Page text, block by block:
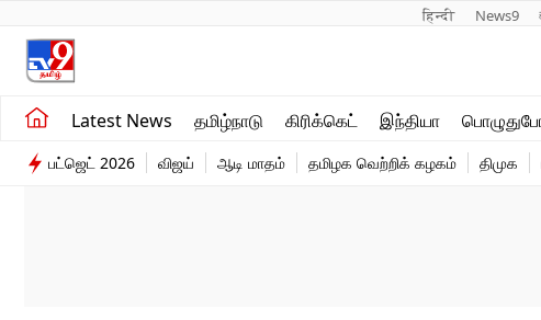
हिन्दी News9
Latest News தமிழ்நாடு கிரிக்கெட் இந்தியா
சமீபத்திய செய்திகள்
தமிழ்நாடு
விளையாட்டு
பட்ஜெட் 2026 விஜய் ஆடி மாதம் தமிழக வெற்றிக் கழகம் திமுக